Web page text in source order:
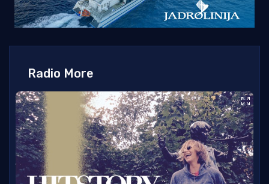
Radio More